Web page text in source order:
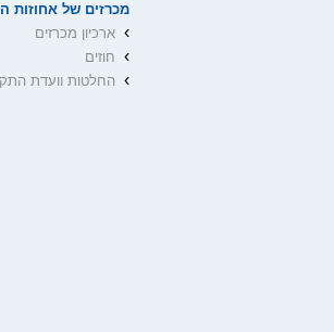
מכרזים של אחוזות
› ארכיון מכרזים
› חוזים
› החלטות וועדת